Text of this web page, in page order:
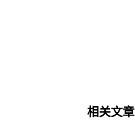
相关文章